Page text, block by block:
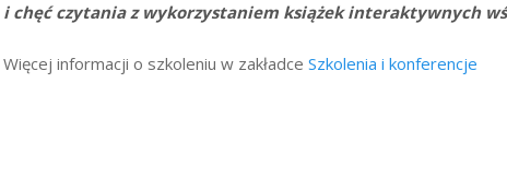
i chęć czytania z wykorzystaniem książek interaktywnych
Więcej informacji o szkoleniu w zakładce Szkolenia i konferencje